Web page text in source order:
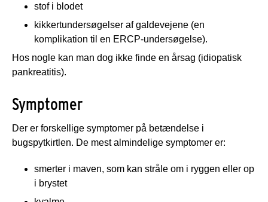
stof i blodet
kikkertundersøgelser af galdevejene (en
komplikation til en ERCP-undersøgelse).
Hos nogle kan man dog ikke finde en årsag (idiopatisk
pankreatitis).
Symptomer
Der er forskellige symptomer på betændelse i
bugspytkirtlen. De mest almindelige symptomer er:
smerter i maven, som kan stråle om i ryggen eller op
i brystet